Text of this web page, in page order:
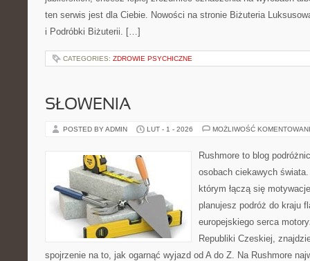
ten serwis jest dla Ciebie. Nowości na stronie Biżuteria
i Podróbki Biżuterii. […]
CATEGORIES: ZDROWIE PSYCHICZNE
SŁOWENIA
POSTED BY ADMIN LUT - 1 - 2026 MOŻLIWOŚĆ
Rushmore to blog
osobach ciekawych
którym łączą się
planujesz podróż do kraju
europejskiego serca
Republiki Czeskiej,
spojrzenie na to, jak ogarnąć wyjazd od A do Z. Na Rushmore